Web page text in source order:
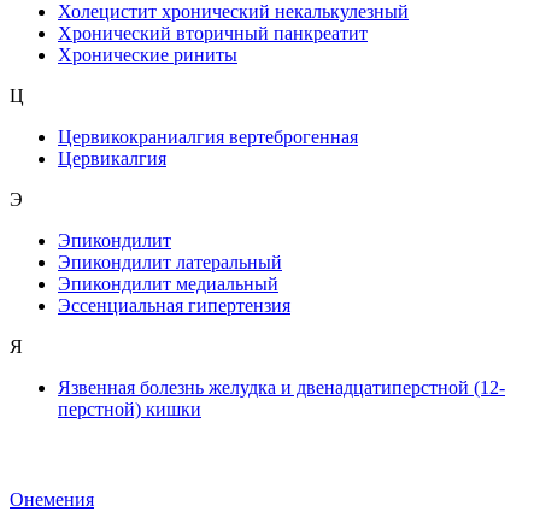
Холецистит хронический некалькулезный
Хронический вторичный панкреатит
Хронические риниты
Ц
Цервикокраниалгия вертеброгенная
Цервикалгия
Э
Эпикондилит
Эпикондилит латеральный
Эпикондилит медиальный
Эссенциальная гипертензия
Я
Язвенная болезнь желудка и двенадцатиперстной (12-
перстной) кишки
Онемения